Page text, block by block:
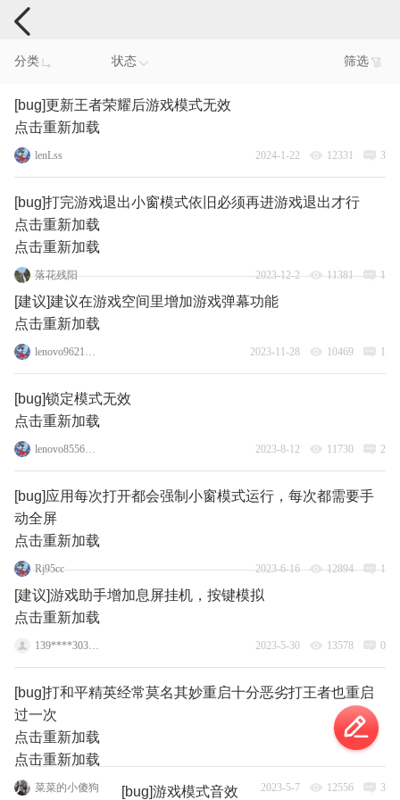
手机反馈
分类 状态 筛选
[bug]更新王者荣耀后游戏模式无效
点击重新加载
lenLss 2024-1-22 12331 3
[bug]打完游戏退出小窗模式依旧必须再进游戏退出才行
点击重新加载
点击重新加载
落花残阳 2023-12-2 11381 1
[建议]建议在游戏空间里增加游戏弹幕功能
点击重新加载
lenovo96217603 2023-11-28 10469 1
[bug]锁定模式无效
点击重新加载
lenovo85567781 2023-8-12 11730 2
[bug]应用每次打开都会强制小窗模式运行，每次都需要手
动全屏
点击重新加载
Rj95cc 2023-6-16 12894 1
[建议]游戏助手增加息屏挂机，按键模拟
点击重新加载
139****3031_1 2023-5-30 13578 0
[bug]打和平精英经常莫名其妙重启十分恶劣打王者也重启
过一次
点击重新加载
点击重新加载
菜菜的小傻狗 2023-5-7 12556 3
[bug]游戏模式音效